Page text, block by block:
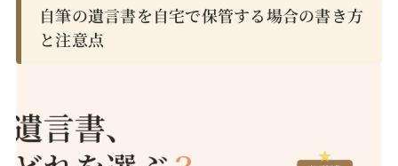
自筆の遺言書を自宅で保管する場合の書き方
と注意点